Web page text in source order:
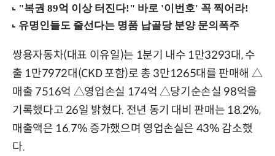
쌍용자동차(대표 이유일)는 1분기 내수 1만3293대, 수
출 1만7972대(CKD 포함)로 총 3만1265대를 판매해 △
매출 7516억 △영업손실 174억 △당기순손실 98억을
기록했다고 26일 밝혔다. 전년 동기 대비 판매는 18.2%,
매출액은 16.7% 증가했으며 영업손실은 43% 감소했
다.